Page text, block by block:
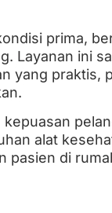
prima,
Layanan ini
yang praktis,
alat
pasien di